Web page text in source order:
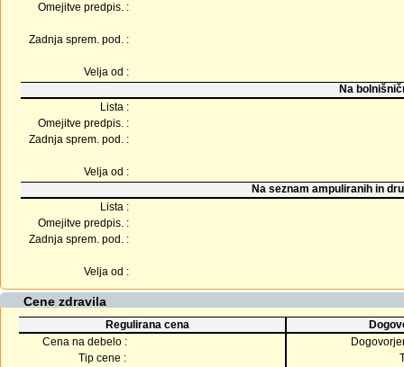
Omejitve predpis. :
Zadnja sprem. pod. :
Velja od :
Na
Lista :
Omejitve predpis. :
Zadnja sprem. pod. :
Velja od :
Na seznam ampuliranih in
Lista :
Omejitve predpis. :
Zadnja sprem. pod. :
Velja od :
Cene zdravila
Regulirana cena
Cena na debelo :
Tip cene :